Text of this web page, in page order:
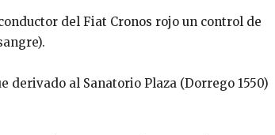
del Fiat Cronos rojo un control de
al Sanatorio Plaza (Dorrego 1550)